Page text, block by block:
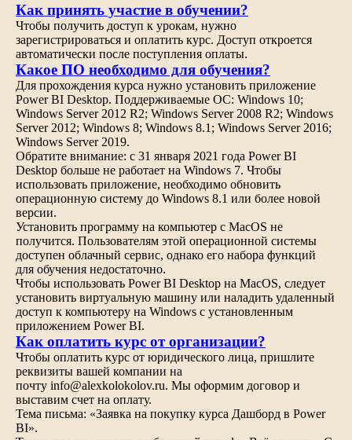
Как принять участие в обучении?
Чтобы получить доступ к урокам, нужно
зарегистрироваться и оплатить курс. Доступ откроется
автоматически после поступления оплаты.
Какое ПО необходимо для обучения?
Для прохождения курса нужно установить приложение
Power BI Desktop. Поддерживаемые ОС: Windows 10;
Windows Server 2012 R2; Windows Server 2008 R2; Windows
Server 2012; Windows 8; Windows 8.1; Windows Server 2016;
Windows Server 2019.
Обратите внимание: с 31 января 2021 года Power BI
Desktop больше не работает на Windows 7. Чтобы
использовать приложение, необходимо обновить
операционную систему до Windows 8.1 или более новой
версии.
Установить программу на компьютер с MacOS не
получится. Пользователям этой операционной системы
доступен облачный сервис, однако его набора функций
для обучения недостаточно.
Чтобы использовать Power BI Desktop на MacOS, следует
установить виртуальную машину или наладить удаленный
доступ к компьютеру на Windows с установленным
приложением Power BI.
Как оплатить курс от организации?
Чтобы оплатить курс от юридического лица, пришлите
реквизиты вашей компании на
почту info@alexkolokolov.ru. Мы оформим договор и
выставим счет на оплату.
Тема письма: «Заявка на покупку курса Дашборд в Power
BI».